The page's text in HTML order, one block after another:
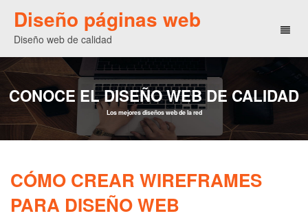
Diseño páginas web
Diseño web de calidad
CONOCE EL DISEÑO WEB DE CALIDAD
Los mejores diseños web de la red
CÓMO CREAR WIREFRAMES
PARA DISEÑO WEB